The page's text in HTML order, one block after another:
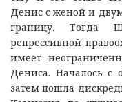
Денис с женой и
границу. Тогда
репрессивной
имеет
Дениса. Началось с
затем пошла